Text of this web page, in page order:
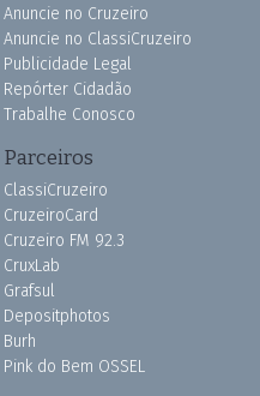
Anuncie no Cruzeiro
Anuncie no ClassiCruzeiro
Publicidade Legal
Repórter Cidadão
Trabalhe Conosco
Parceiros
ClassiCruzeiro
CruzeiroCard
Cruzeiro FM 92.3
CruxLab
Grafsul
Depositphotos
Burh
Pink do Bem OSSEL